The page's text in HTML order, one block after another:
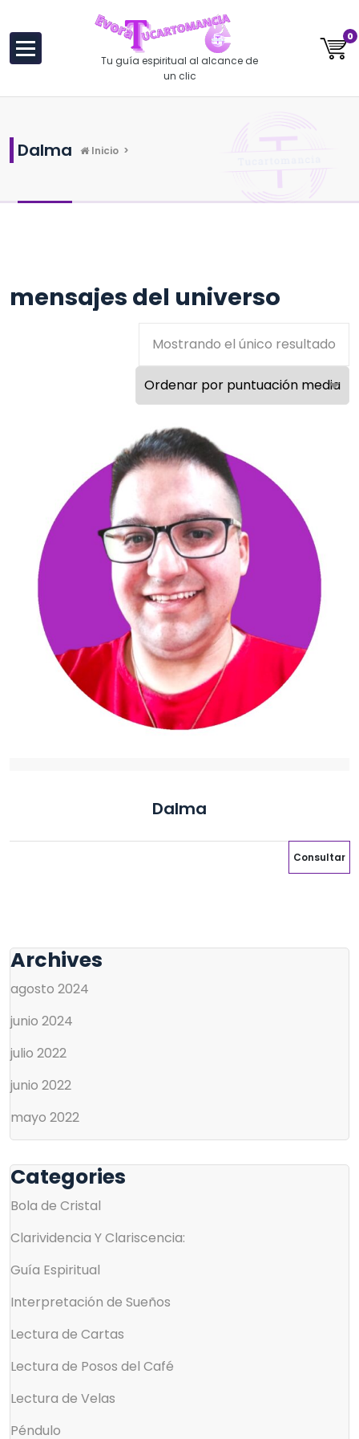
Tu guía espiritual al alcance de
un clic
0
Dalma Inicio >
mensajes del universo
Mostrando el único resultado
Dalma
Consultar
Archives
agosto 2024
junio 2024
julio 2022
junio 2022
mayo 2022
Categories
Bola de Cristal
Clarividencia Y Clariscencia:
Guía Espiritual
Interpretación de Sueños
Lectura de Cartas
Lectura de Posos del Café
Lectura de Velas
Péndulo